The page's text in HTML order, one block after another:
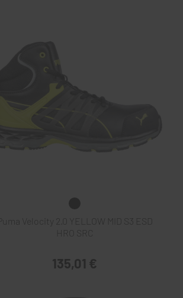
Puma Velocity 2.0 YELLOW MID S3 ESD
135,01 €